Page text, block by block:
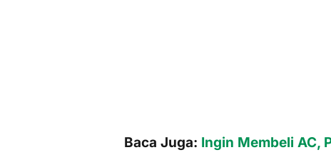
Baca Juga: Ingin Membeli AC,